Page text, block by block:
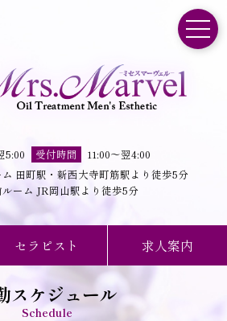
5:00 受付時間 11:00～翌4:00
ム 田町駅・新西大寺町筋駅より徒歩5分
ーム JR岡山駅より徒歩5分
セラピスト 求人案内
スケジュール
Schedule